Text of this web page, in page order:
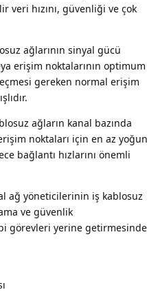
veri hızını, güvenliği ve çok
ağlarının sinyal gücü
erişim noktalarının optimum
gereken normal erişim
ağların kanal bazında
noktaları için en az yoğun
bağlantı hızlarını önemli
ağ yöneticilerinin iş kablosuz
ve güvenlik
görevleri yerine getirmesinde